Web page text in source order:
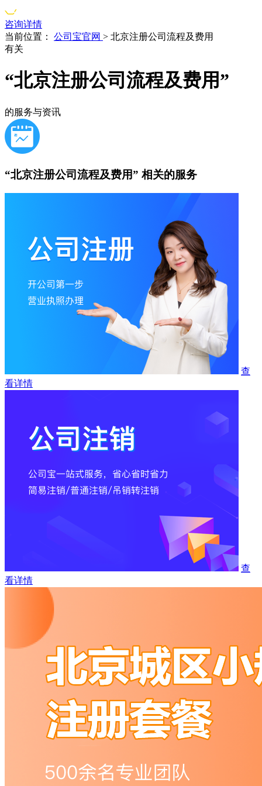
咨询详情
当前位置：
公司宝官网 > 北京注册公司流程及费用
有关
“北京注册公司流程及费用”
的服务与资讯
“北京注册公司流程及费用” 相关的服务
查
看详情
查
看详情